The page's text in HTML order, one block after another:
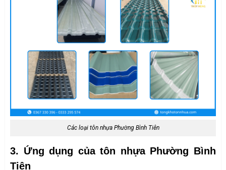
Các loại tôn nhựa Phường Bình Tiên
3. Ứng dụng của tôn nhựa Phường Bình
Tiên